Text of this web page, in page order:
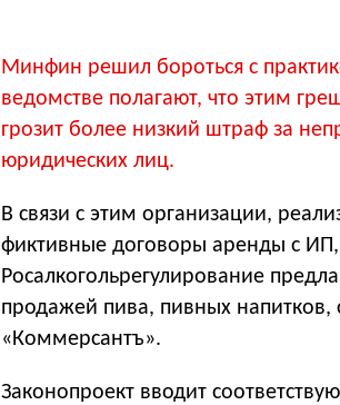
Минфин решил бороться с
ведомстве полагают, что этим
грозит более низкий штраф за
юридических лиц.
В связи с этим организации,
фиктивные договоры аренды с
Росалкогольрегулирование
продажей пива, пивных
«Коммерсантъ».
Законопроект вводит